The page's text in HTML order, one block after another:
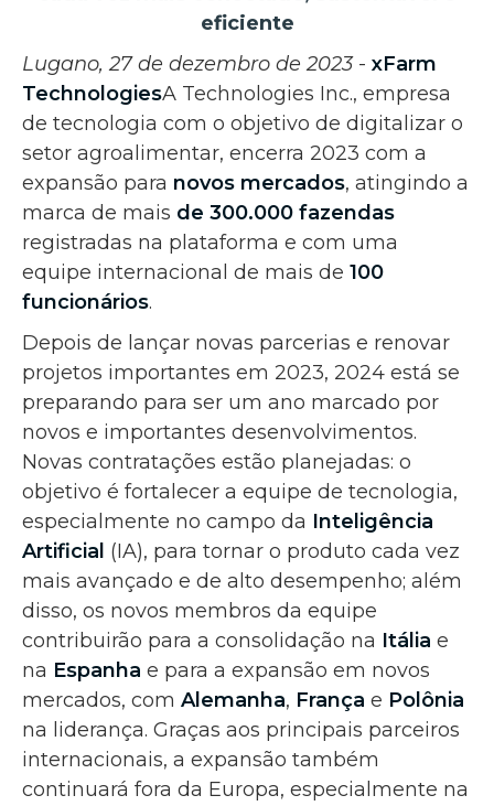
eficiente
Lugano, 27 de dezembro de 2023- xFarm
TechnologiesA Technologies Inc., empresa
de tecnologia com o objetivo de digitalizar o
setor agroalimentar, encerra 2023 com a
expansão para novos mercados, atingindo a
marca de mais de 300.000 fazendas
registradas na plataforma e com uma
equipe internacional de mais de 100
funcionários.
Depois de lançar novas parcerias e renovar
projetos importantes em 2023, 2024 está se
preparando para ser um ano marcado por
novos e importantes desenvolvimentos.
Novas contratações estão planejadas: o
objetivo é fortalecer a equipe de tecnologia,
especialmente no campo da Inteligência
Artificial (IA), para tornar o produto cada vez
mais avançado e de alto desempenho; além
disso, os novos membros da equipe
contribuirão para a consolidação na Itália e
na Espanha e para a expansão em novos
mercados, com Alemanha, França e Polônia
na liderança. Graças aos principais parceiros
internacionais, a expansão também
continuará fora da Europa, especialmente na